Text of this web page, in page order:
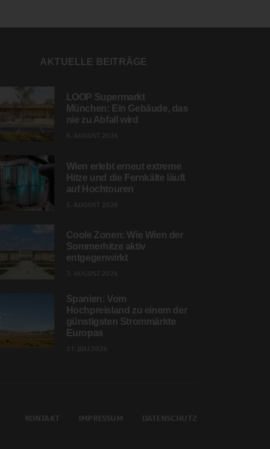
AKTUELLE BEITRÄGE
LOOP Supermarkt
München: Ein Gebäude, das
nie zu Abfall wird
Wien erlebt erneut extreme
Hitze und die Fernkälte läuft
auf Hochtouren
Coole Zonen: Wie Wien der
Sommerhitze aktiv
entgegenwirkt
Spanien: Vom
Hochpreisland zu einem der
günstigsten Strommärkte
Europas
KONTAKT IMPRESSUM DATENSCHUTZ